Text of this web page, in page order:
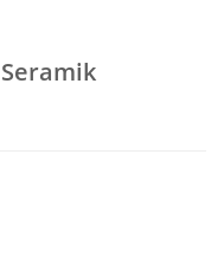
Seramik